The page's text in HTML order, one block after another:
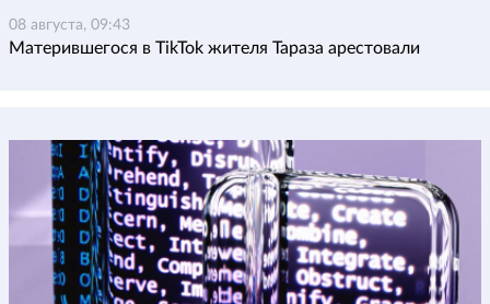
08 августа, 09:43
Матерившегося в TikTok жителя Тараза арестовали